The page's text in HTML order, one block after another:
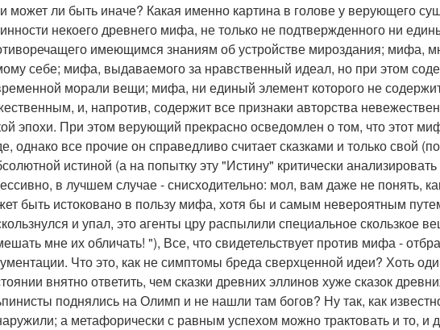
может ли быть иначе? Какая именно картина в голове у верующего
некоего древнего мифа, не только не подтвержденного ни
имеющимся знаниям об устройстве мироздания; мифа,
себе; мифа, выдаваемого за нравственный идеал, но при этом
морали вещи; мифа, ни единый элемент которого не
и, напротив, содержит все признаки авторства
эпохи. При этом верующий прекрасно осведомлен о том, что этот
однако все прочие он справедливо считает сказками и только свой
истиной (а на попытку эту "Истину" критически
в лучшем случае - снисходительно: мол, вам даже не понять,
быть истоковано в пользу мифа, хотя бы и самым невероятным
и упал, это агенты цру распылили специальное скользкое
мне их обличать! "), Все, что свидетельствует против мифа -
Что это, как не симптомы бреда сверхценной идеи? Хоть
внятно ответить, чем сказки древних эллинов хуже сказок
поднялись на Олимп и не нашли там богов? Ну так, как
а метафорически с равным успехом можно трактовать и то, и